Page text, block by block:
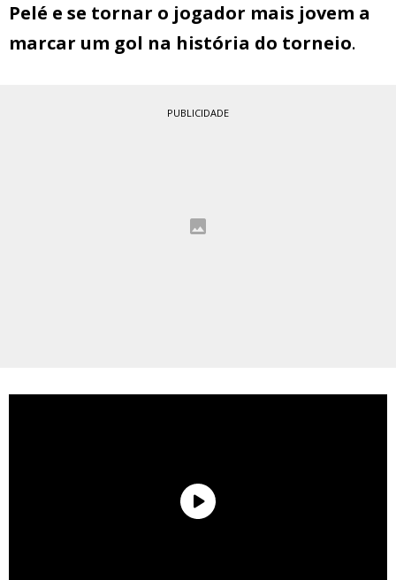
Pelé e se tornar o jogador mais jovem a
marcar um gol na história do torneio.
PUBLICIDADE